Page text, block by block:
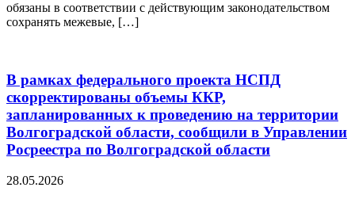
обязаны в соответствии с действующим законодательством
сохранять межевые, […]
В рамках федерального проекта НСПД
скорректированы объемы ККР,
запланированных к проведению на территории
Волгоградской области, сообщили в Управлении
Росреестра по Волгоградской области
28.05.2026